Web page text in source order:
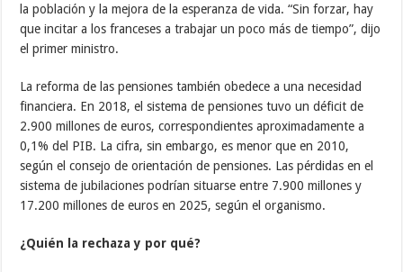
la población y la mejora de la esperanza de vida. “Sin forzar, hay
que incitar a los franceses a trabajar un poco más de tiempo”, dijo
el primer ministro.
La reforma de las pensiones también obedece a una necesidad
financiera. En 2018, el sistema de pensiones tuvo un déficit de
2.900 millones de euros, correspondientes aproximadamente a
0,1% del PIB. La cifra, sin embargo, es menor que en 2010,
según el consejo de orientación de pensiones. Las pérdidas en el
sistema de jubilaciones podrían situarse entre 7.900 millones y
17.200 millones de euros en 2025, según el organismo.
¿Quién la rechaza y por qué?